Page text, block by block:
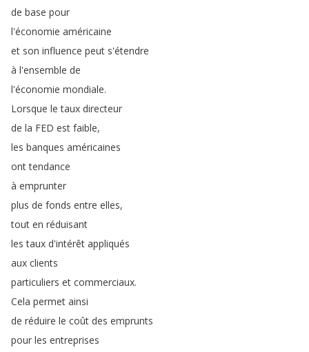
de base pour
l'économie américaine
et son influence peut s'étendre
à l'ensemble de
l'économie mondiale.
Lorsque le taux directeur
de la FED est faible,
les banques américaines
ont tendance
à emprunter
plus de fonds entre elles,
tout en réduisant
les taux d'intérêt appliqués
aux clients
particuliers et commerciaux.
Cela permet ainsi
de réduire le coût des emprunts
pour les entreprises